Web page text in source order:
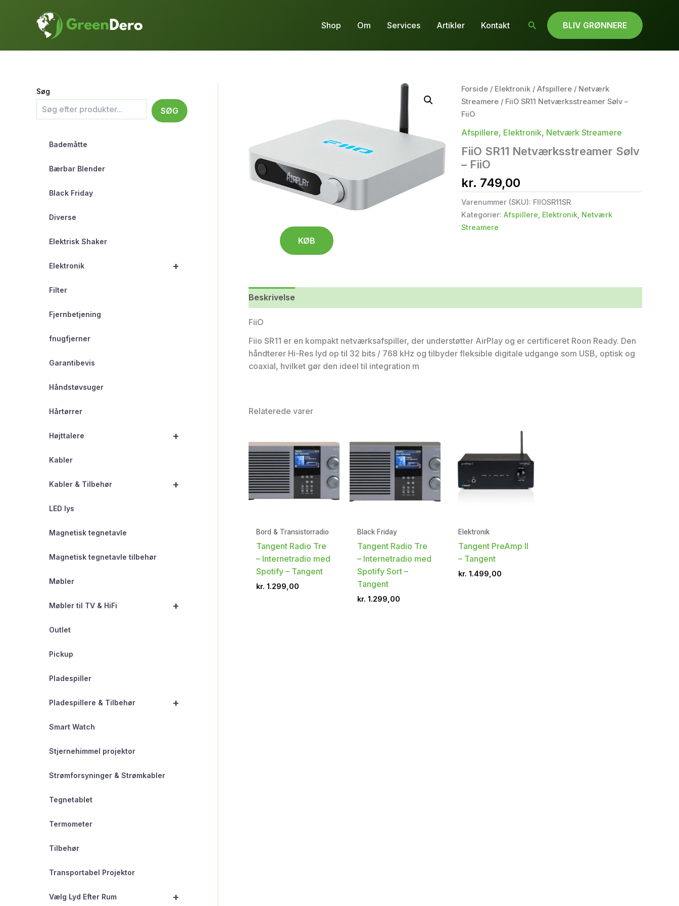
Shop Om Services Artikler Kontakt Søg BLIV GRØNNERE
Søg
SØG
Bademåtte
Bærbar Blender
Black Friday
Diverse
Elektrisk Shaker
+
Elektronik
Filter
Fjernbetjening
fnugfjerner
Garantibevis
Håndstøvsuger
Hårtørrer
+
Højttalere
Kabler
+
Kabler & Tilbehør
LED lys
Magnetisk tegnetavle
Magnetisk tegnetavle tilbehør
Møbler
+
Møbler til TV & HiFi
Outlet
Pickup
Pladespiller
+
Pladespillere & Tilbehør
Smart Watch
Stjernehimmel projektor
Strømforsyninger & Strømkabler
Tegnetablet
Termometer
Tilbehør
Transportabel Projektor
+
Vælg Lyd Efter Rum
Forside/ Elektronik/ Afspillere/ Netværk
Streamere/ FiiO SR11 Netværksstreamer Sølv –
FiiO
Afspillere, Elektronik, Netværk Streamere
FiiO SR11 Netværksstreamer Sølv
– FiiO
kr. 749,00
Varenummer (SKU): FIIOSR11SR
Kategorier: Afspillere Elektronik, Netværk
Streamere
KØB
Beskrivelse
FiiO
Fiio SR11 er en kompakt netværksafspiller, der understøtter AirPlay og er certificeret Roon Ready. Den
håndterer Hi-Res lyd op til 32 bits / 768 kHz og tilbyder fleksible digitale udgange som USB, optisk og
coaxial, hvilket gør den ideel til integration m
Relaterede varer
Bord & Transistorradio
Tangent Radio Tre
– Internetradio med
Spotify – Tangent
kr. 1.299,00
Black Friday
Tangent Radio Tre
– Internetradio med
Spotify Sort –
Tangent
kr. 1.299,00
Elektronik
Tangent PreAmp II
– Tangent
kr. 1.499,00